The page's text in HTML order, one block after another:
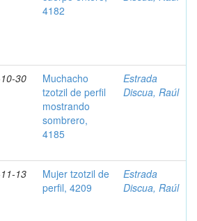
4182
30
Muchacho
tzotzil de perfil
mostrando
sombrero,
4185
Estrada
Discua, Raúl
13
Mujer tzotzil de
perfil, 4209
Estrada
Discua, Raúl